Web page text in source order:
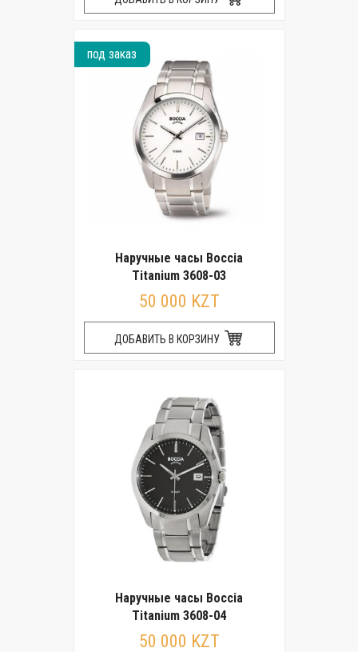
под заказ
Наручные часы Boccia
Titanium 3608-03
50 000 KZT
ДОБАВИТЬ В КОРЗИНУ
Наручные часы Boccia
Titanium 3608-04
50 000 KZT